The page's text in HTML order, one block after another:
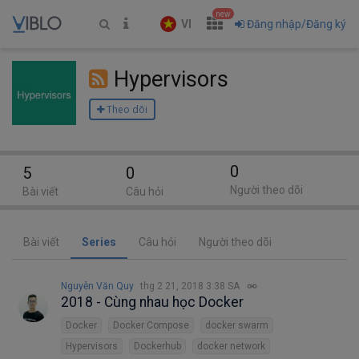
VI
new
Đăng nhập/Đăng ký
Hypervisors
Theo dõi
Bài viết Series Câu hỏi Người theo dõi
Nguyễn Văn Quy thg 2 21, 2018 3:38 SA
2018 - Cùng nhau học Docker
Docker Docker Compose
docker swarm
Hypervisors
Dockerhub
docker network
5
Bài viết
0
Câu hỏi
0
Người theo dõi